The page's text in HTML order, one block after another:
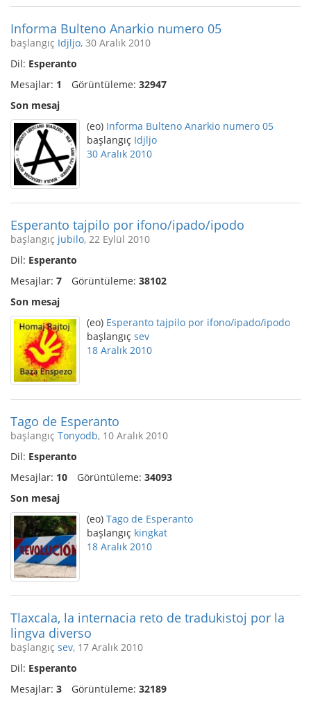
Informa Bulteno Anarkio numero 05
başlangıç Idjljo, 30 Aralık 2010
Dil: Esperanto
Mesajlar: 1 Görüntüleme: 32947
Son mesaj
(eo) Informa Bulteno Anarkio numero 05
başlangıç Idjljo
30 Aralık 2010
Esperanto tajpilo por ifono/ipado/ipodo
başlangıç jubilo, 22 Eylül 2010
Dil: Esperanto
Mesajlar: 7 Görüntüleme: 38102
Son mesaj
(eo) Esperanto tajpilo por ifono/ipado/ipodo
başlangıç sev
18 Aralık 2010
Tago de Esperanto
başlangıç Tonyodb, 10 Aralık 2010
Dil: Esperanto
Mesajlar: 10 Görüntüleme: 34093
Son mesaj
(eo) Tago de Esperanto
başlangıç kingkat
18 Aralık 2010
Tlaxcala, la internacia reto de tradukistoj por la
lingva diverso
başlangıç sev, 17 Aralık 2010
Dil: Esperanto
Mesajlar: 3 Görüntüleme: 32189